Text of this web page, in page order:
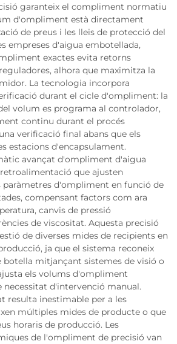
garanteix el compliment normatiu
d'ompliment està directament
de preus i les lleis de protecció del
empreses d'aigua embotellada,
exactes evita retorns
alhora que maximitza la
La tecnologia incorpora
durant el cicle d'ompliment: la
volum es programa al controlador,
continu durant el procés
verificació final abans que els
estacions d'encapsulament.
avançat d'ompliment d'aigua
que ajusten
d'ompliment en funció de
compensant factors com ara
canvis de pressió
de viscositat. Aquesta precisió
de diverses mides de recipients en
ja que el sistema reconeix
mitjançant sistemes de visió o
els volums d'ompliment
necessitat d'intervenció manual.
resulta inestimable per a les
múltiples mides de producte o que
horaris de producció. Les
de l'ompliment de precisió van